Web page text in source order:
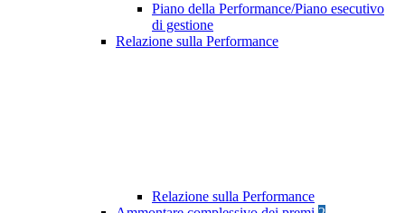
Piano della Performance/Piano esecutivo
di gestione
Relazione sulla Performance
Relazione sulla Performance